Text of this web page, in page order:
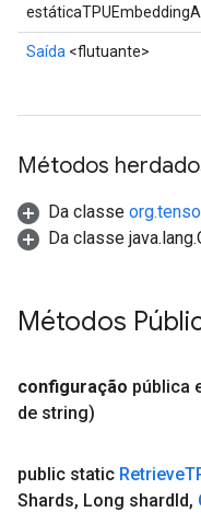
Saída <flutuante>
Métodos
Da classe
Da classe
Métodos
configuração pública
de string)
public static Retrieve
Shards, Long shardId,